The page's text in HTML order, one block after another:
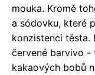
mouka. Kromě
a sódovku, které
konzistenci těsta.
červené barvivo -
kakaových bobů